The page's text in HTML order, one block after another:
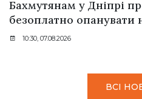
Бахмутянам у Дніпрі
безоплатно опанувати
10:30, 07.08.2026
ВСІ